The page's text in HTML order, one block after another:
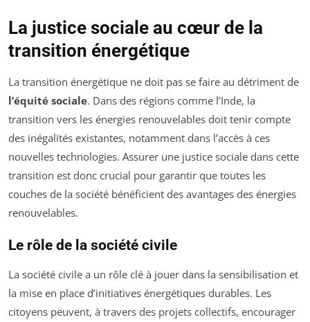
La justice sociale au cœur de la
transition énergétique
La transition énergétique ne doit pas se faire au détriment de
l’équité sociale. Dans des régions comme l’Inde, la
transition vers les énergies renouvelables doit tenir compte
des inégalités existantes, notamment dans l’accès à ces
nouvelles technologies. Assurer une justice sociale dans cette
transition est donc crucial pour garantir que toutes les
couches de la société bénéficient des avantages des énergies
renouvelables.
Le rôle de la société civile
La société civile a un rôle clé à jouer dans la sensibilisation et
la mise en place d’initiatives énergétiques durables. Les
citoyens peuvent, à travers des projets collectifs, encourager